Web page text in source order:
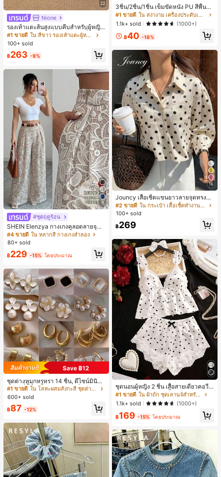
22
Nione
รองเท้าแตะส้นสูงแบบคีบสำหรับผู้หญิง
สไตล์คลาสสิก สีบล็อก สไตล์แฟรี่ฤดูร้อ
น ส้นเข็ม รองเท้าแตะแบบคีบ รองเท้าแ
ตะชายหาดแฟชั่นสายไขว้ รองเท้าผู้ห
ญิง สำหรับออฟฟิศ บ้าน กลางแจ้ง ดีไซ
น์หัวเหลี่ยม ชิคและหรูหรา สำหรับเดทไ
นท์
#1 ขายดี
ใน สีขาว รองเท้าแตะผู้หญิง
100+ sold
฿263 -9%
5
#ชุดฤดูร้อน
SHEIN Elenzya กางเกงคูลอตลายจุดเ
อวสูงแบบใหม่สำหรับฤดูใบไม้ผลิ/ฤดูร้อ
น, สไตล์หรูหราเหมาะสำหรับใส่ในชีวิต
ทจสำหรับฤดูรับปริญญา, เทศกาลดนตร
#4 ขายดี ใน หลากสี กางเกงลำลอง
80+ sold
฿229 -15% โดยประมาณ
Save ฿12
ชุดต่างหูมุกหรูหรา 14 ชิ้น, ดีไซน์มินิมอ
ลใหม่ที่เป็นเอกลักษณ์ ต่างหูที่สง่างาม
สำหรับผู้หญิง, ของขวัญสำหรับเธอ
#1 ขายดี
ใน โลหะผสมสังกะสี ชุดต่างหูผู้หญิง
600+ sold
฿87 -12%
3ชิ้น/2ชิ้น/1ชิ้น เข็มขัดหนัง PU สีพื้น
ลำลอง ดีไซน์มินิมอล เหมาะสำหรับผู้ห
ญิงในฤดูร้อน ฤดูใบไม้ร่วง วิทยาเขต ป
ลายฤดูใบไม้ร่วง ฮาโลวีน & คริสต์มาส
ความหรูหราที่เงียบสงบ
#1 ขายดี
ใน สง่างาม เครื่องประดับเข็มขัดและเข็มขัดผู้หญิง
1.1k+ sold
(1000+)
฿40 -18%
16
Jouncy เสื้อเชิ้ตแขนยาวลายจุดทรงหล
วมสำหรับผู้หญิง
#2 ขายดี
ใน กระเป๋า เสื้อเชิ้ตทำงานมีกระเป๋า
100+ sold
฿269
ชุดนอนผู้หญิง 2 ชิ้น เสื้อสายเดี่ยวคอวีลู
กไม้ พร้อมกางเกงขาสั้นแต่งลูกไม้ แต่ง
โบว์ที่เอว ชุดลำลองผู้หญิงนุ่มสบายน่ารั
ก สไตล์เอสเธติก
#1 ขายดี
ใน ผ้าถัก ชุดเลานจ์สำหรับผู้หญิง
1.1k+ sold
(1000+)
฿169 -15% โดยประมาณ